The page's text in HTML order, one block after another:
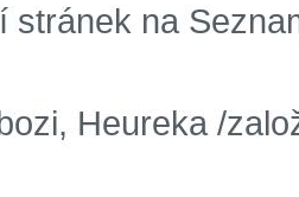
stránek na
Heureka /